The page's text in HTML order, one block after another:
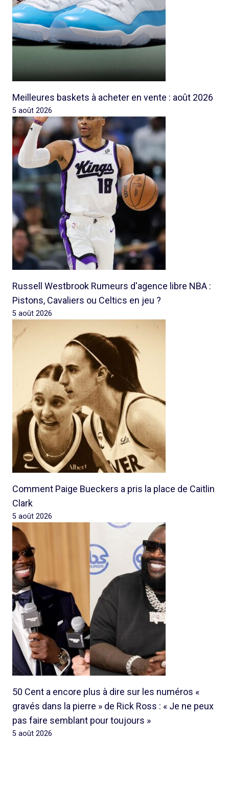
Meilleures baskets à acheter en vente : août 2026
5 août 2026
Russell Westbrook Rumeurs d'agence libre NBA :
Pistons, Cavaliers ou Celtics en jeu ?
5 août 2026
Comment Paige Bueckers a pris la place de Caitlin
Clark
5 août 2026
50 Cent a encore plus à dire sur les numéros «
gravés dans la pierre » de Rick Ross : « Je ne peux
pas faire semblant pour toujours »
5 août 2026